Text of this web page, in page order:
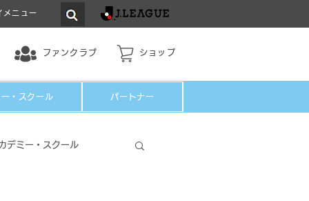
メニュー
ファンクラブ ショップ
・スクール パートナー
デミー・スクール